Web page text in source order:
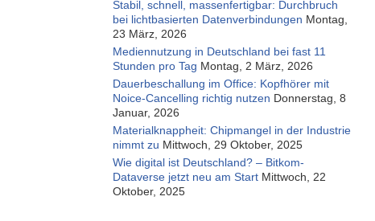
Stabil, schnell, massenfertigbar: Durchbruch
bei lichtbasierten Datenverbindungen Montag,
23 März, 2026
Mediennutzung in Deutschland bei fast 11
Stunden pro Tag Montag, 2 März, 2026
Dauerbeschallung im Office: Kopfhörer mit
Noice-Cancelling richtig nutzen Donnerstag, 8
Januar, 2026
Materialknappheit: Chipmangel in der Industrie
nimmt zu Mittwoch, 29 Oktober, 2025
Wie digital ist Deutschland? – Bitkom-
Dataverse jetzt neu am Start Mittwoch, 22
Oktober, 2025